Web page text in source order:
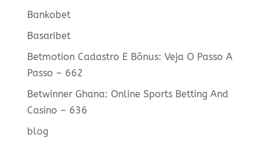
Bankobet
Basaribet
Betmotion Cadastro E Bônus: Veja O Passo A
Passo – 662
Betwinner Ghana: Online Sports Betting And
Casino – 636
blog